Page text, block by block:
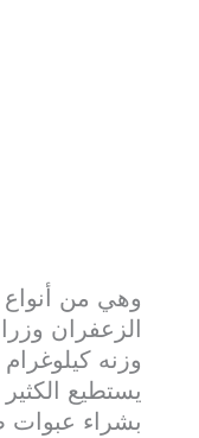
وهي من أنواع
الزعفران
وزنه
يستطيع
بشراء عبوات